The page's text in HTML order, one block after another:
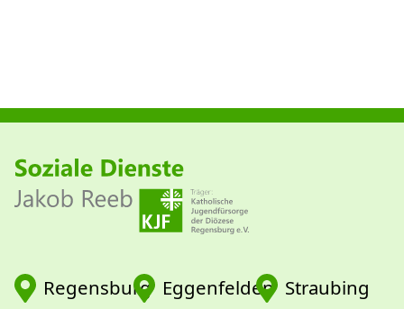
Regensburg Eggenfelden Straubing